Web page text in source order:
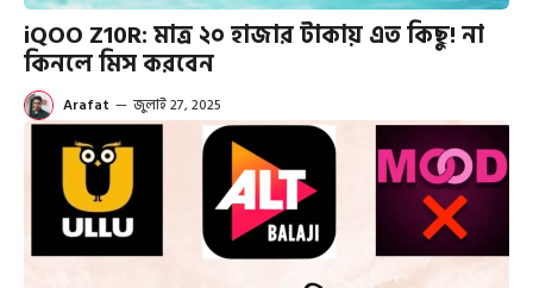
iQOO Z10R: মাত্র ২০ হাজার টাকায় এত কিছু! না
কিনলে মিস করবেন
Arafat — জুলাই 27, 2025